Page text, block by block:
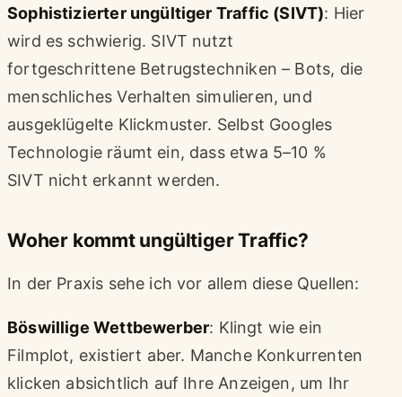
Sophistizierter ungültiger Traffic (SIVT): Hier
wird es schwierig. SIVT nutzt
fortgeschrittene Betrugstechniken – Bots, die
menschliches Verhalten simulieren, und
ausgeklügelte Klickmuster. Selbst Googles
Technologie räumt ein, dass etwa 5–10 %
SIVT nicht erkannt werden.
Woher kommt ungültiger Traffic?
In der Praxis sehe ich vor allem diese Quellen:
Böswillige Wettbewerber: Klingt wie ein
Filmplot, existiert aber. Manche Konkurrenten
klicken absichtlich auf Ihre Anzeigen, um Ihr